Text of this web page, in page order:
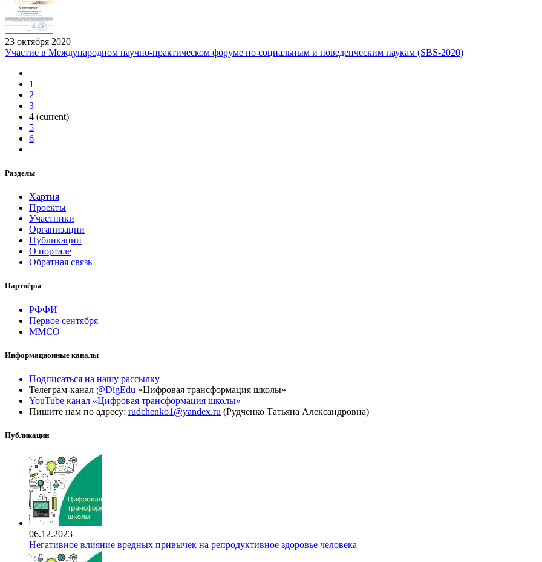
23 октября 2020
Участие в Международном научно-практическом форуме по социальным и поведенческим наукам (SBS-2020)
1
2
3
4 (current)
5
6
Разделы
Хартия
Проекты
Участники
Организации
Публикации
О портале
Обратная связь
Партнёры
РФФИ
Первое сентября
ММСО
Информационные каналы
Подписаться на нашу рассылку
Телеграм-канал @DigEdu «Цифровая трансформация школы»
YouTube канал «Цифровая трансформация школы»
Пишите нам по адресу: rudchenko1@yandex.ru (Рудченко Татьяна Александровна)
Публикации
06.12.2023
Негативное влияние вредных привычек на репродуктивное здоровье человека